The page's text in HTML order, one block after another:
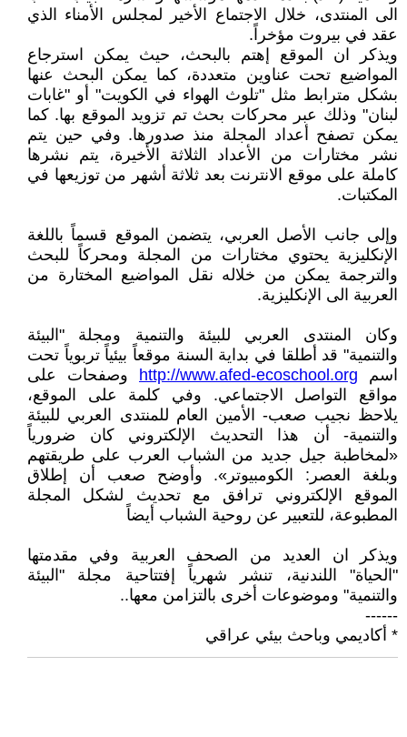
الى المنتدى، خلال الاجتماع الأخير لمجلس الأمناء الذي
عقد في بيروت مؤخراً.
ويذكر ان الموقع إهتم بالبحث، حيث يمكن استرجاع
المواضيع تحت عناوين متعددة، كما يمكن البحث عنها
بشكل مترابط مثل "تلوث الهواء في الكويت" أو "غابات
لبنان" وذلك عبر محركات بحث تم تزويد الموقع بها. كما
يمكن تصفح أعداد المجلة منذ صدورها. وفي حين يتم
نشر مختارات من الأعداد الثلاثة الأخيرة، يتم نشرها
كاملة على موقع الانترنت بعد ثلاثة أشهر من توزيعها في
المكتبات.
وإلى جانب الأصل العربي، يتضمن الموقع قسماً باللغة
الإنكليزية يحتوي مختارات من المجلة ومحركاً للبحث
والترجمة يمكن من خلاله نقل المواضيع المختارة من
العربية الى الإنكليزية.
وكان المنتدى العربي للبيئة والتنمية ومجلة "البيئة
والتنمية" قد أطلقا في بداية السنة موقعاً بيئياً تربوياً تحت
اسم http://www.afed-ecoschool.org وصفحات على
مواقع التواصل الاجتماعي. وفي كلمة على الموقع،
يلاحظ نجيب صعب- الأمين العام للمنتدى العربي للبيئة
والتنمية- أن هذا التحديث الإلكتروني كان ضرورياً
«لمخاطبة جيل جديد من الشباب العرب على طريقتهم
وبلغة العصر: الكومبيوتر». وأوضح صعب أن إطلاق
الموقع الإلكتروني ترافق مع تحديث لشكل المجلة
المطبوعة، للتعبير عن روحية الشباب أيضاً
ويذكر ان العديد من الصحف العربية وفي مقدمتها
"الحياة" اللندنية، تنشر شهرياً إفتتاحية مجلة "البيئة
والتنمية" وموضوعات أخرى بالتزامن معها..
------
* أكاديمي وباحث بيئي عراقي